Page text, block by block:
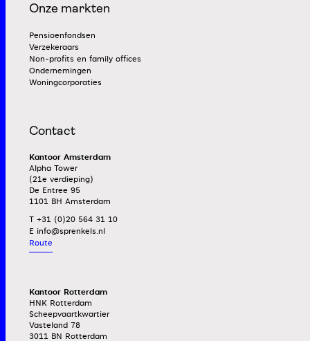
Onze markten
Pensioenfondsen
Verzekeraars
Non-profits en family offices
Ondernemingen
Woningcorporaties
Contact
Kantoor Amsterdam
Alpha Tower
(21e verdieping)
De Entree 95
1101 BH Amsterdam
T +31 (0)20 564 31 10
E
Route
Kantoor Rotterdam
HNK Rotterdam
Scheepvaartkwartier
Vasteland 78
3011 BN Rotterdam